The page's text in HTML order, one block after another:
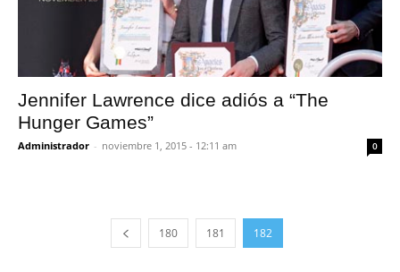
Jennifer Lawrence dice adiós a “The
Hunger Games”
Administrador - noviembre 1, 2015 - 12:11 am 0
180 181 182